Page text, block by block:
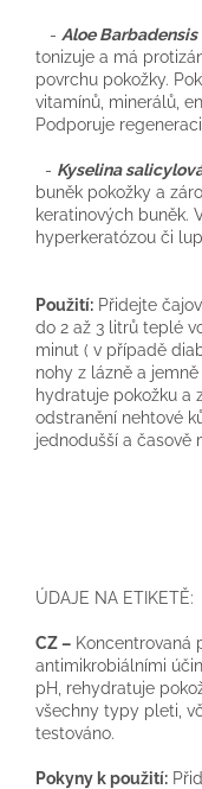
- Aloe Barbadensis
tonizuje a má
povrchu pokožky.
vitamínů, minerálů,
Podporuje
- Kyselina
buněk pokožky a
keratinových buněk.
hyperkeratózou či
Použití: Přidejte
do 2 až 3 litrů teplé
minut ( v případě
nohy z lázně a
hydratuje pokožku a
odstranění nehtové
jednodušší a časově
ÚDAJE NA ETIKETĚ:
CZ – Koncentrovaná
antimikrobiálními
pH, rehydratuje
všechny typy pleti,
testováno.
Pokyny k použití: